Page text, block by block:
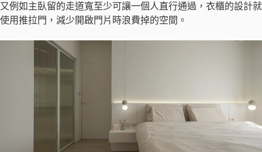
又例如主臥留的走道寬至少可讓一個人直行通過，衣櫃的設計就
使用推拉門，減少開啟門片時浪費掉的空間。